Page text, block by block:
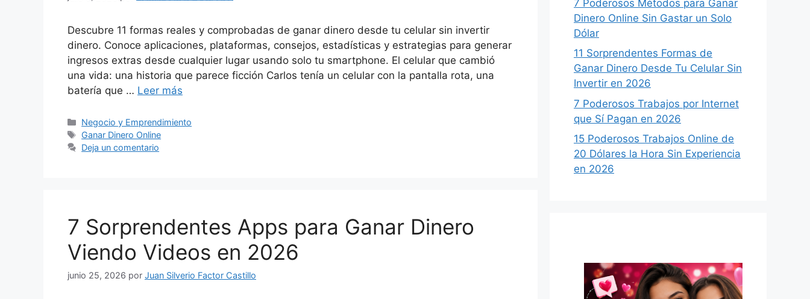
Descubre 11 formas reales y comprobadas de ganar dinero desde tu celular sin invertir
dinero. Conoce aplicaciones, plataformas, consejos, estadísticas y estrategias para generar
ingresos extras desde cualquier lugar usando solo tu smartphone. El celular que cambió
una vida: una historia que parece ficción Carlos tenía un celular con la pantalla rota, una
batería que … Leer más
Categorías
Negocio y Emprendimiento
Etiquetas
Ganar Dinero Online
Deja un comentario
7 Sorprendentes Apps para Ganar Dinero
Viendo Videos en 2026
junio 25, 2026 por Juan Silverio Factor Castillo
7 Poderosos Métodos para Ganar
Dinero Online Sin Gastar un Solo
Dólar
11 Sorprendentes Formas de
Ganar Dinero Desde Tu Celular Sin
Invertir en 2026
7 Poderosos Trabajos por Internet
que Sí Pagan en 2026
15 Poderosos Trabajos Online de
20 Dólares la Hora Sin Experiencia
en 2026